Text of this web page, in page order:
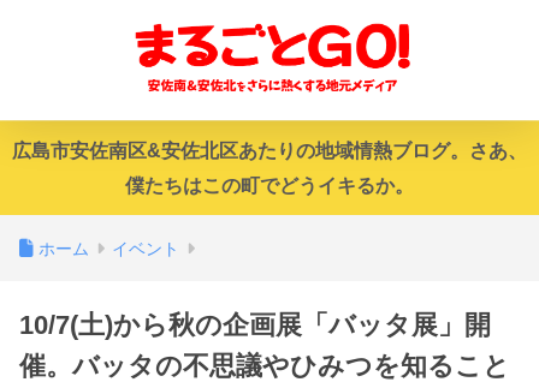
広島市安佐南区&安佐北区あたりの地域情熱ブログ。さあ、
僕たちはこの町でどうイキるか。
ホーム イベント
10/7(土)から秋の企画展「バッタ展」開
催。バッタの不思議やひみつを知ること